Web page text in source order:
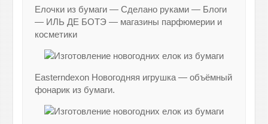
Елочки из бумаги — Сделано руками — Блоги
— ИЛЬ ДЕ БОТЭ — магазины парфюмерии и
косметики
Easterndexon Новогодняя игрушка — объёмный
фонарик из бумаги.